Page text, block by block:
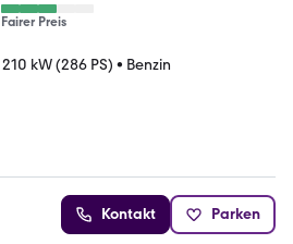
Fairer Preis
210 kW (286 PS) • Benzin
Kontakt Parken